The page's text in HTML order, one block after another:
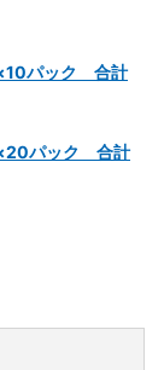
パック 合計
パック 合計